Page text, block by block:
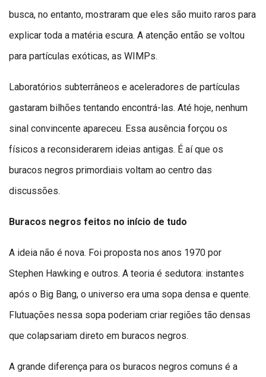
busca, no entanto, mostraram que eles são muito raros para
explicar toda a matéria escura. A atenção então se voltou
para partículas exóticas, as WIMPs.
Laboratórios subterrâneos e aceleradores de partículas
gastaram bilhões tentando encontrá-las. Até hoje, nenhum
sinal convincente apareceu. Essa ausência forçou os
físicos a reconsiderarem ideias antigas. É aí que os
buracos negros primordiais voltam ao centro das
discussões.
Buracos negros feitos no início de tudo
A ideia não é nova. Foi proposta nos anos 1970 por
Stephen Hawking e outros. A teoria é sedutora: instantes
após o Big Bang, o universo era uma sopa densa e quente.
Flutuações nessa sopa poderiam criar regiões tão densas
que colapsariam direto em buracos negros.
A grande diferença para os buracos negros comuns é a